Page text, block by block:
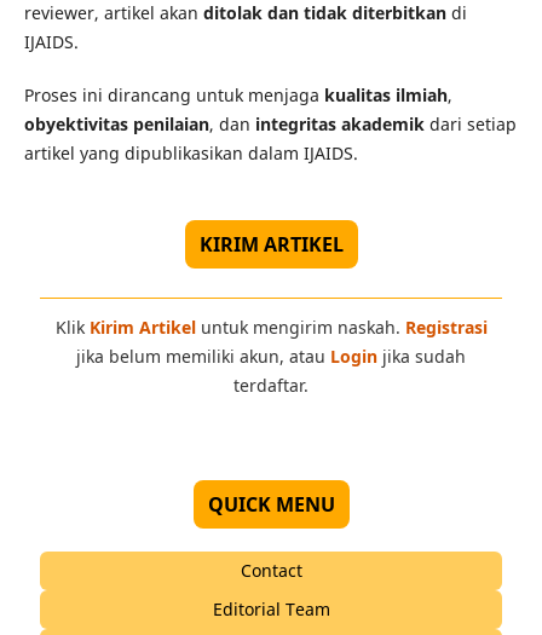
reviewer, artikel akan ditolak dan tidak diterbitkandi
IJAIDS.
Proses ini dirancang untuk menjaga kualitas ilmiah,
obyektivitas penilaian, dan integritas akademikdari setiap
artikel yang dipublikasikan dalam IJAIDS.
KIRIM ARTIKEL
Klik Kirim Artikeluntuk mengirim naskah. Registrasi
jika belum memiliki akun, atau Login jika sudah
terdaftar.
QUICK MENU
Contact
Editorial Team